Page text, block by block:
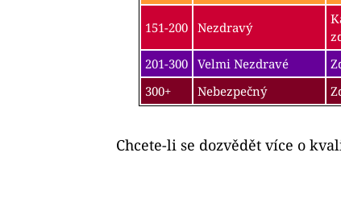
151-200 Nezdravý
201-300 Velmi Nezdravé
300+
Nebezpečný
Chcete-li se dozvědět více o